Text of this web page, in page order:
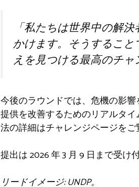
「私たちは世界中の解
かけます。そうするこ
えを見つける最高のチャ
今後のラウンドでは、危機の影
提供を改善するためのリアルタ
法の詳細はチャレンジページをご
提出は 2026 年 3 月 9 日まで受け
リードイメージ: UNDP。